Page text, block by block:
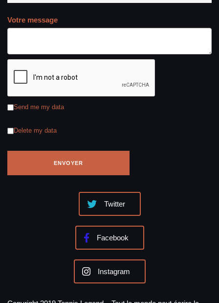
Votre message
Send me my data
Delete my data
Twitter
Facebook
Instagram